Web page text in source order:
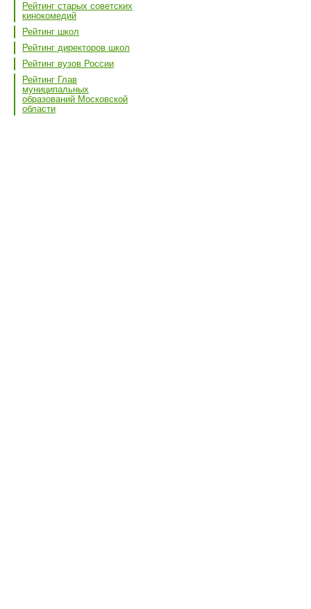
Рейтинг старых советских
кинокомедий
Рейтинг школ
Рейтинг директоров школ
Рейтинг вузов России
Рейтинг Глав
муниципальных
образований Московской
области